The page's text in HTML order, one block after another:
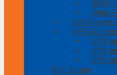
208V-
Other-
UPS Power
UPS
UPS
UPS
UPS
Bình ắc quy